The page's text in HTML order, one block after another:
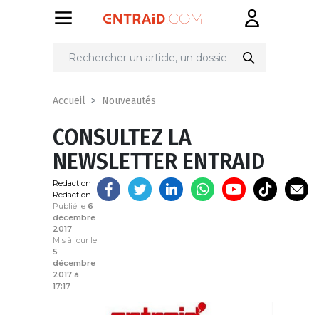
Partager
Accueil Nouveautés
CONSULTEZ LA
NEWSLETTER ENTRAID
Redaction
Redaction
Publié le 6
décembre
2017
Mis à jour le
5
décembre
2017 à
17:17